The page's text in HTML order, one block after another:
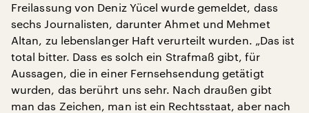
Freilassung von Deniz Yücel wurde gemeldet, dass
sechs Journalisten, darunter Ahmet und Mehmet
Altan, zu lebenslanger Haft verurteilt wurden. „Das ist
total bitter. Dass es solch ein Strafmaß gibt, für
Aussagen, die in einer Fernsehsendung getätigt
wurden, das berührt uns sehr. Nach draußen gibt
man das Zeichen, man ist ein Rechtsstaat, aber nach